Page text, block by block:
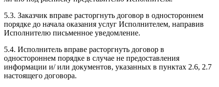
5.3. Заказчик вправе расторгнуть договор в одностороннем
порядке до начала оказания услуг Исполнителем, направив
Исполнителю письменное уведомление.
5.4. Исполнитель вправе расторгнуть договор в
одностороннем порядке в случае не предоставления
информации и/ или документов, указанных в пунктах 2.6, 2.7
настоящего договора.